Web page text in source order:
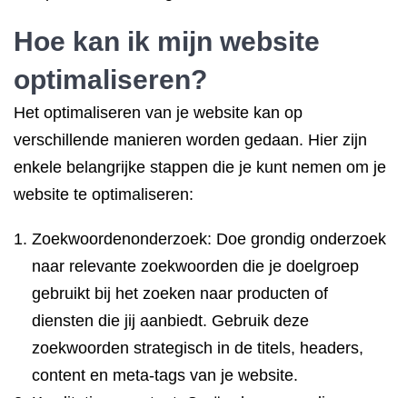
Hoe kan ik mijn website
optimaliseren?
Het optimaliseren van je website kan op
verschillende manieren worden gedaan. Hier zijn
enkele belangrijke stappen die je kunt nemen om je
website te optimaliseren:
Zoekwoordenonderzoek: Doe grondig onderzoek
naar relevante zoekwoorden die je doelgroep
gebruikt bij het zoeken naar producten of
diensten die jij aanbiedt. Gebruik deze
zoekwoorden strategisch in de titels, headers,
content en meta-tags van je website.